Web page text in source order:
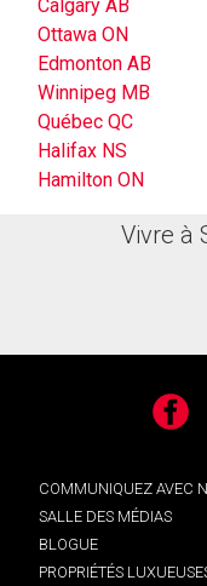
Calgary AB
Ottawa ON
Edmonton AB
Winnipeg MB
Québec QC
Halifax NS
Hamilton ON
Vivre à
Facebook
COMMUNIQUEZ AVEC
SALLE DES MÉDIAS
BLOGUE
PROPRIÉTÉS